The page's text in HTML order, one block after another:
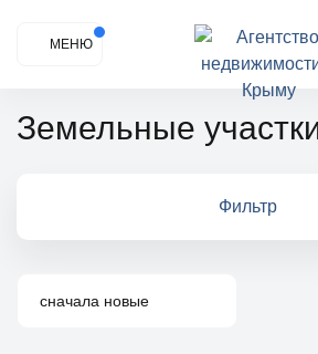
МЕНЮ
Земельные
Фильтр
сначала новые